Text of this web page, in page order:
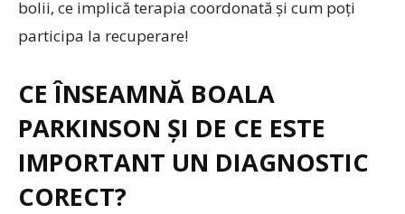
bolii, ce implică terapia coordonată și cum poți
participa la recuperare!
CE ÎNSEAMNĂ BOALA
PARKINSON ȘI DE CE ESTE
IMPORTANT UN DIAGNOSTIC
CORECT?